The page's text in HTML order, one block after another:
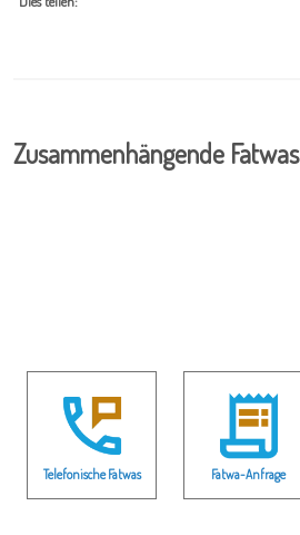
Zusammenhängende Fatwas
Telefonische Fatwas Fatwa-Anfrage